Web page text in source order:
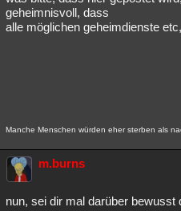
geheimnisvoll, dass
alle möglichen geheimdienste
Manche Menschen würden eher sterben als
m.burns
nun, sei dir mal darüber bewusst